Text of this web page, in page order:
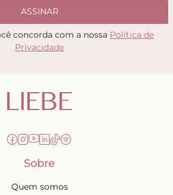
ASSINAR
concorda com a nossa Política de
Privacidade
Sobre
Quem somos